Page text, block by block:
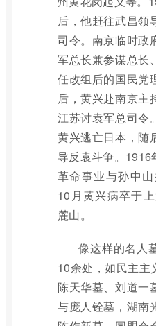
后，他赶往武昌领
司令。南京临时政
军总长兼参谋总长
任改组后的国民党
后，黄兴赴南京主
江苏讨袁军总司令
黄兴逃亡日本，随
导反袁斗争。1916
革命事业与孙中
10月黄兴病卒于
麓山。
像这样的名人
10余处，如民主主
陈天华墓、刘道一
与庞人铨墓，湖南